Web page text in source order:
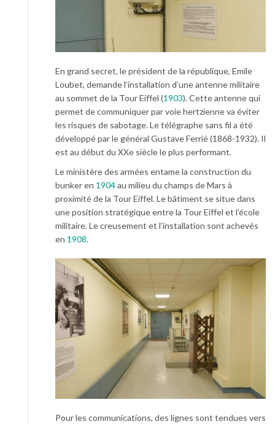
En grand secret, le président de la république, Emile
Loubet, demande l’installation d’une antenne militaire
au sommet de la Tour Eiffel (1903). Cette antenne qui
permet de communiquer par voie hertzienne va éviter
les risques de sabotage. Le télégraphe sans fil a été
développé par le général Gustave Ferrié (1868-1932). Il
est au début du XXe siècle le plus performant.
Le ministère des armées entame la construction du
bunker en 1904au milieu du champs de Mars à
proximité de la Tour Eiffel. Le bâtiment se situe dans
une position stratégique entre la Tour Eiffel et l’école
militaire. Le creusement et l’installation sont achevés
en 1908.
Pour les communications, des lignes sont tendues vers